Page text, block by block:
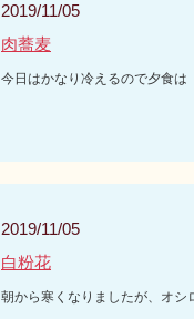
2019/11/05
肉蕎麦
今日はかなり冷えるので夕食は
2019/11/05
白粉花
朝から寒くなりましたが、オシ